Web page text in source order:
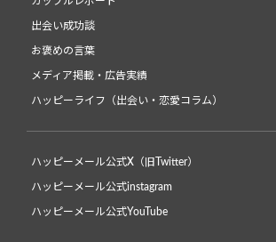
出会い成功談
お褒めの言葉
メディア掲載・広告実績
ハッピーライフ（出会い・恋愛コラム）
ハッピーメール公式X（旧Twitter）
ハッピーメール公式instagram
ハッピーメール公式YouTube